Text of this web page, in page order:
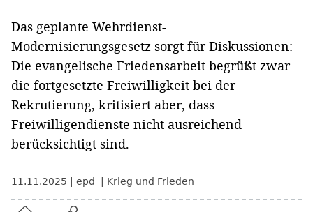
Das geplante Wehrdienst-
Modernisierungsgesetz sorgt für Diskussionen:
Die evangelische Friedensarbeit begrüßt zwar
die fortgesetzte Freiwilligkeit bei der
Rekrutierung, kritisiert aber, dass
Freiwilligendienste nicht ausreichend
berücksichtigt sind.
11.11.2025 epd Krieg und Frieden